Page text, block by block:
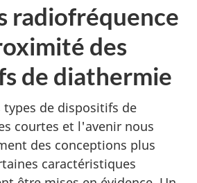
radiofréquence
des
de diathermie
de dispositifs de
courtes et l'avenir nous
des conceptions plus
caractéristiques